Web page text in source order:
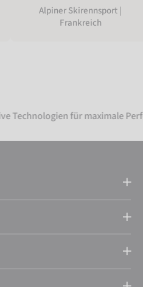
Alpiner Skirennsport |
Frankreich
für maximale Performance